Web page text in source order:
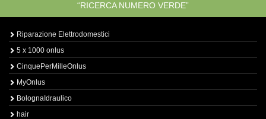
“RICERCA NUMERO VERDE”
Riparazione Elettrodomestici
5 x 1000 onlus
CinquePerMilleOnlus
MyOnlus
BolognaIdraulico
hair